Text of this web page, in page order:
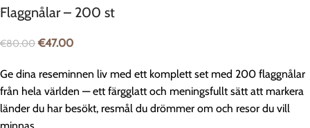
Flaggnålar – 200 st
€80.00 €47.00
Ge dina reseminnen liv med ett komplett set med 200 flaggnålar
från hela världen — ett färgglatt och meningsfullt sätt att markera
länder du har besökt, resmål du drömmer om och resor du vill